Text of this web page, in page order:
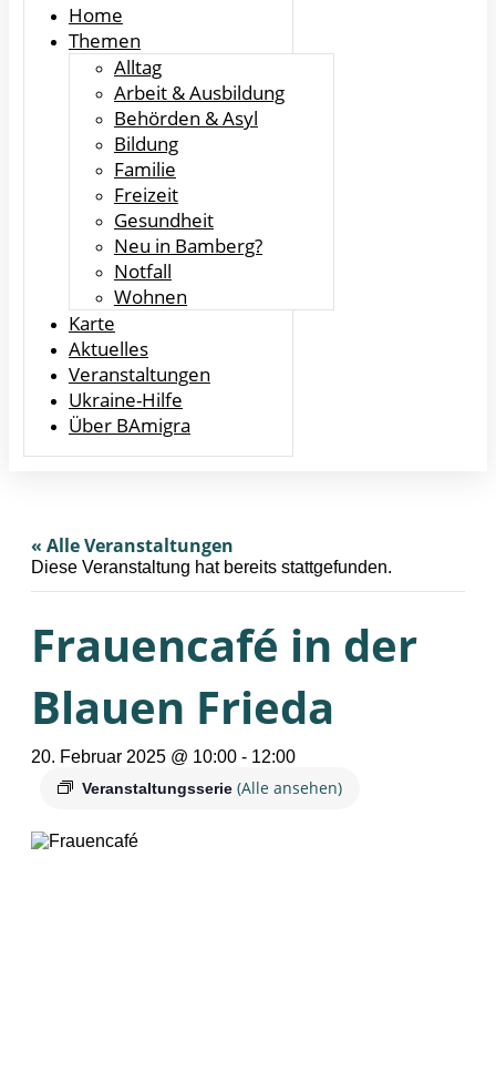
Home
Themen
Alltag
Arbeit & Ausbildung
Behörden & Asyl
Bildung
Familie
Freizeit
Gesundheit
Neu in Bamberg?
Notfall
Wohnen
Karte
Aktuelles
Veranstaltungen
Ukraine-Hilfe
Über BAmigra
« Alle Veranstaltungen
Diese Veranstaltung hat bereits stattgefunden.
Frauencafé in der
Blauen Frieda
20. Februar 2025 @ 10:00 - 12:00
Veranstaltungsserie (Alle ansehen)